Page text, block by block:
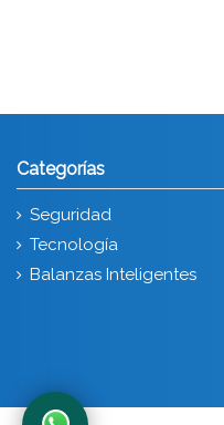
Categorías
Seguridad
Tecnología
Balanzas Inteligentes